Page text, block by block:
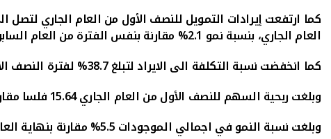
كما ارتفعت إيرادات التمويل للنصف الأول من العام الجاري لتصل الى 460.5 مليون دينار بنسبة نمو بلغت 8.6%، وكذلك بلغ صافي إيرادات
العام الجاري، بنسبة نمو 2.1% مقارنة بنفس الفترة من العام
كما انخفضت نسبة التكلفة الى الايراد لتبلغ38.7% لفترة النصف
وبلغت ربحية السهم للنصف الأول من العام الجاري15.64فلسا
وبلغت نسبة النمو في اجمالي الموجودات5.5% مقارنة بنهاية